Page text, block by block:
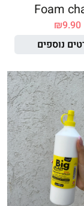
Foam
₪9.90
נוספים